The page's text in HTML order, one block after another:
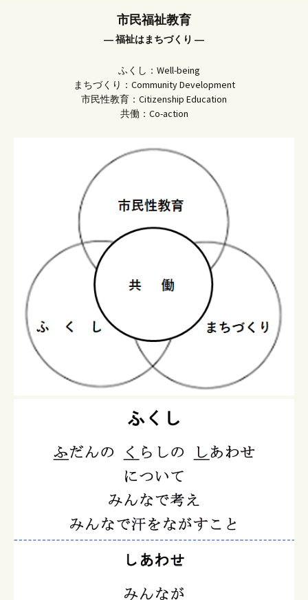
市民福祉教育
― 福祉はまちづくり ―
ふくし：Well-being
まちづくり：Community Development
市民性教育：Citizenship Education
共働：Co-action